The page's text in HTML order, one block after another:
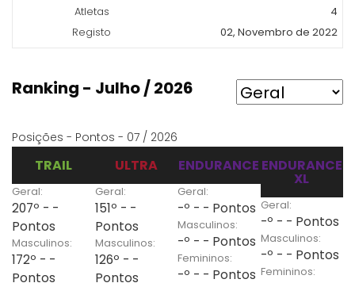
Atletas
4
Registo
02, Novembro de 2022
Ranking - Julho / 2026
Posições - Pontos - 07 / 2026
TRAIL
Geral:
207º - -
Pontos
Masculinos:
172º - -
Pontos
ULTRA
Geral:
151º - -
Pontos
Masculinos:
126º - -
Pontos
ENDURANCE
Geral:
-º - - Pontos
Masculinos:
-º - - Pontos
Femininos:
-º - - Pontos
ENDURANCE
XL
Geral:
-º - - Pontos
Masculinos:
-º - - Pontos
Femininos: